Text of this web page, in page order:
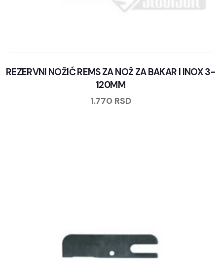
REZERVNI NOŽIĆ REMS ZA NOŽ ZA BAKAR I INOX 3-
120MM
1.770 RSD